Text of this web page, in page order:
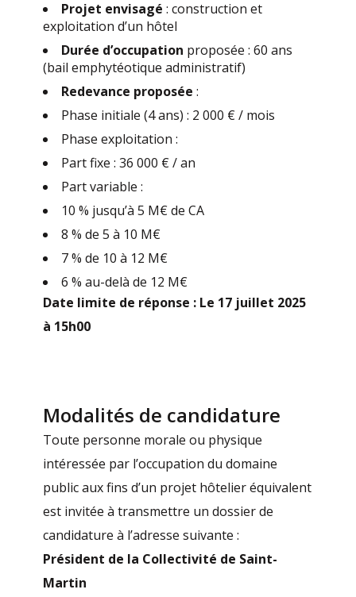
Projet envisagé : construction et
exploitation d’un hôtel
Durée d’occupation proposée : 60 ans
(bail emphytéotique administratif)
Redevance proposée :
Phase initiale (4 ans) : 2 000 € / mois
Phase exploitation :
Part fixe : 36 000 € / an
Part variable :
10 % jusqu’à 5 M€ de CA
8 % de 5 à 10 M€
7 % de 10 à 12 M€
6 % au-delà de 12 M€
Date limite de réponse : Le 17 juillet 2025
à 15h00
Modalités de candidature
Toute personne morale ou physique
intéressée par l’occupation du domaine
public aux fins d’un projet hôtelier équivalent
est invitée à transmettre un dossier de
candidature à l’adresse suivante :
Président de la Collectivité de Saint-
Martin